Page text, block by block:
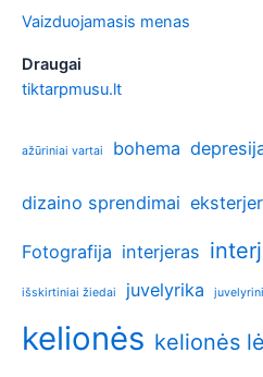
Vaizduojamasis menas
Draugai
tiktarpmusu.lt
ažūriniai vartai bohema
dizaino sprendimai
Fotografija interjeras
išskirtiniai žiedai juvelyrika
kelionės kelionės